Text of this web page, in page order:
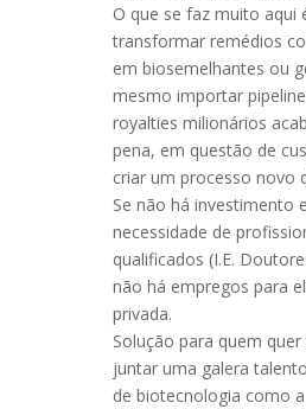
O que se faz muito aqui
transformar remédios
em biosemelhantes ou
mesmo importar
royalties milionários
pena, em questão de
criar um processo novo
Se não há investimento
necessidade de
qualificados (I.E.
não há empregos para
privada.
Solução para quem
juntar uma galera
de biotecnologia como